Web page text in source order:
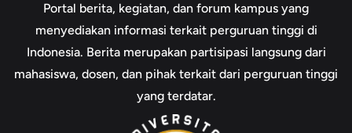
Portal berita, kegiatan, dan forum kampus yang
menyediakan informasi terkait perguruan tinggi di
Indonesia. Berita merupakan partisipasi langsung dari
mahasiswa, dosen, dan pihak terkait dari perguruan tinggi
yang terdatar.